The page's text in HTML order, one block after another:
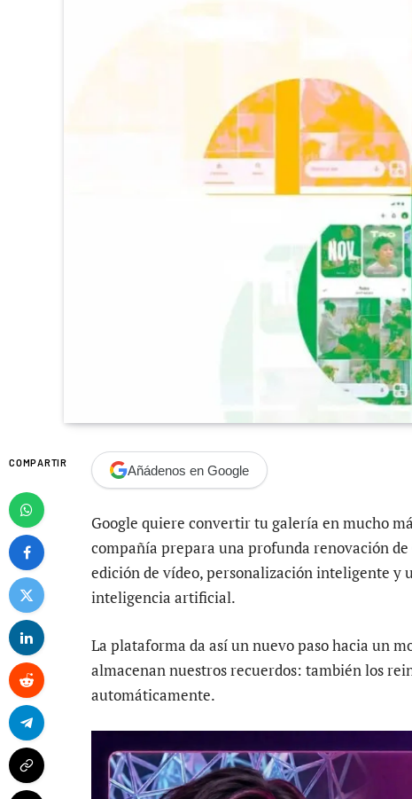
COMPARTIR Añádenos en Google
Google quiere convertir tu galería en mucho
compañía prepara una profunda renovación de
edición de vídeo, personalización inteligente y
inteligencia artificial.
La plataforma da así un nuevo paso hacia un
almacenan nuestros recuerdos: también los
automáticamente.